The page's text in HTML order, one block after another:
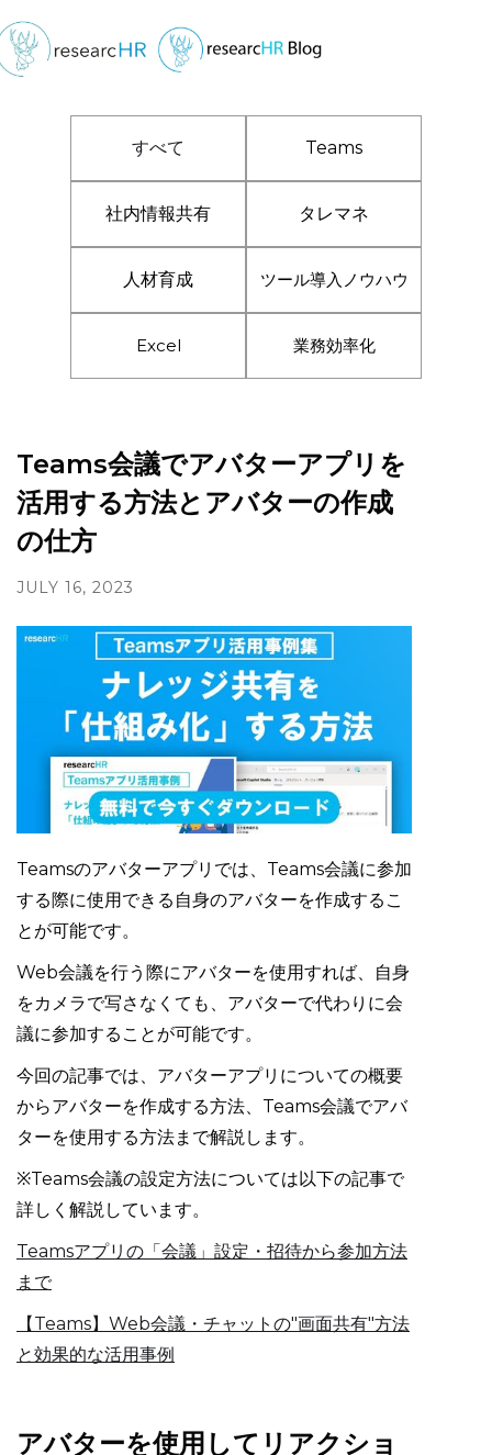
すべて Teams
社内情報共有 タレマネ
人材育成 ツール導入ノウハウ
Excel 業務効率化
Teams会議でアバターアプリを
活用する方法とアバターの作成
の仕方
JULY 16, 2023
Teamsのアバターアプリでは、Teams会議に参加
する際に使用できる自身のアバターを作成するこ
とが可能です。
Web会議を行う際にアバターを使用すれば、自身
をカメラで写さなくても、アバターで代わりに会
議に参加することが可能です。
今回の記事では、アバターアプリについての概要
からアバターを作成する方法、Teams会議でアバ
ターを使用する方法まで解説します。
※Teams会議の設定方法については以下の記事で
詳しく解説しています。
Teamsアプリの「会議」設定・招待から参加方法
まで
【Teams】Web会議・チャットの"画面共有"方法
と効果的な活用事例
アバターを使用してリアクショ